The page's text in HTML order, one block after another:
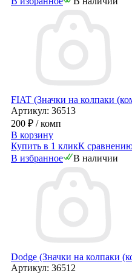
FIAT (Значки на колпаки
Артикул: 36513
200 ₽ / комп
В корзину
Купить в 1 кликК
В избранное
В наличии
Dodge (Значки на колпаки
Артикул: 36512